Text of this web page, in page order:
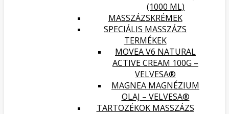
(1000 ML)
MASSZÁZSKRÉMEK
SPECIÁLIS MASSZÁZS
TERMÉKEK
MOVEA V6 NATURAL
ACTIVE CREAM 100G –
VELVESA®
MAGNEA MAGNÉZIUM
OLAJ – VELVESA®
TARTOZÉKOK MASSZÁZS